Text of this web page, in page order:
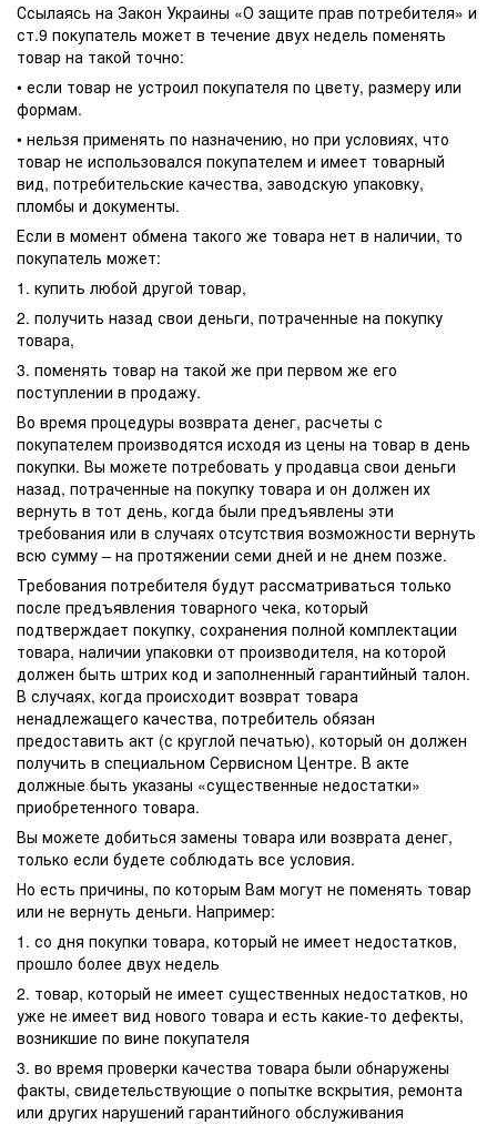
Ссылаясь на Закон Украины «О защите прав потребителя» и
ст.9 покупатель может в течение двух недель поменять
товар на такой точно:
• если товар не устроил покупателя по цвету, размеру или
формам.
• нельзя применять по назначению, но при условиях, что
товар не использовался покупателем и имеет товарный
вид, потребительские качества, заводскую упаковку,
пломбы и документы.
Если в момент обмена такого же товара нет в наличии, то
покупатель может:
1. купить любой другой товар,
2. получить назад свои деньги, потраченные на покупку
товара,
3. поменять товар на такой же при первом же его
поступлении в продажу.
Во время процедуры возврата денег, расчеты с
покупателем производятся исходя из цены на товар в день
покупки. Вы можете потребовать у продавца свои деньги
назад, потраченные на покупку товара и он должен их
вернуть в тот день, когда были предъявлены эти
требования или в случаях отсутствия возможности вернуть
всю сумму – на протяжении семи дней и не днем позже.
Требования потребителя будут рассматриваться только
после предъявления товарного чека, который
подтверждает покупку, сохранения полной комплектации
товара, наличии упаковки от производителя, на которой
должен быть штрих код и заполненный гарантийный талон.
В случаях, когда происходит возврат товара
ненадлежащего качества, потребитель обязан
предоставить акт (с круглой печатью), который он должен
получить в специальном Сервисном Центре. В акте
должные быть указаны «существенные недостатки»
приобретенного товара.
Вы можете добиться замены товара или возврата денег,
только если будете соблюдать все условия.
Но есть причины, по которым Вам могут не поменять товар
или не вернуть деньги. Например:
1. со дня покупки товара, который не имеет недостатков,
прошло более двух недель
2. товар, который не имеет существенных недостатков, но
уже не имеет вид нового товара и есть какие-то дефекты,
возникшие по вине покупателя
3. во время проверки качества товара были обнаружены
факты, свидетельствующие о попытке вскрытия, ремонта
или других нарушений гарантийного обслуживания